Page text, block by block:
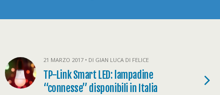
21 MARZO 2017 • DI GIAN LUCA DI FELICE
TP-Link Smart LED: lampadine
“connesse” disponibili in Italia